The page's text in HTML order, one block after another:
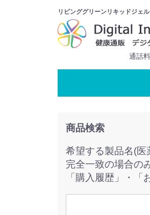
リビンググリーンリキッドジェ
通話
商品検索
希望する製品名(医
完全一致の場合の
「購入履歴」・「